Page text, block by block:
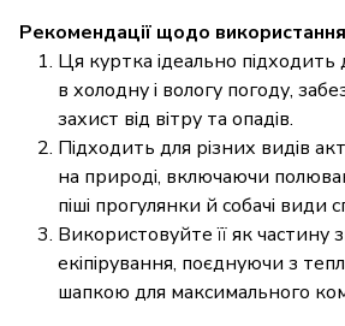
Рекомендації щодо
Ця куртка ідеально
в холодну і вологу погоду,
захист від вітру та опадів.
Підходить для різних видів
на природі, включаючи
піші прогулянки й собачі види
Використовуйте її як частину
екіпірування, поєднуючи з
шапкою для максимального